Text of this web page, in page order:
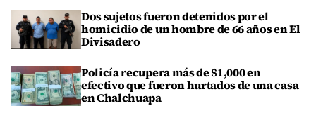
Dos sujetos fueron detenidos por el
homicidio de un hombre de 66 años en El
Divisadero
Policía recupera más de $1,000 en
efectivo que fueron hurtados de una casa
en Chalchuapa